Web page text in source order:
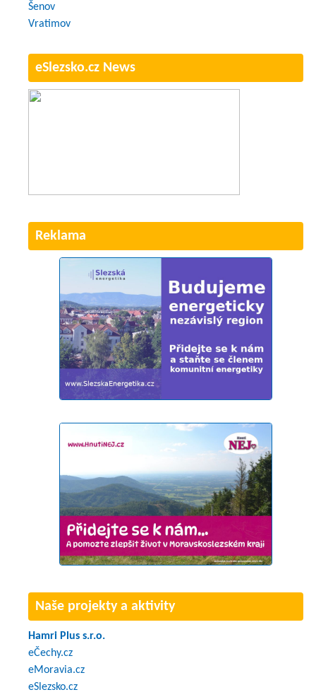
Šenov
Vratimov
eSlezsko.cz News
Reklama
Naše projekty a aktivity
Hamri Plus s.r.o.
eČechy.cz
eMoravia.cz
eSlezsko.cz